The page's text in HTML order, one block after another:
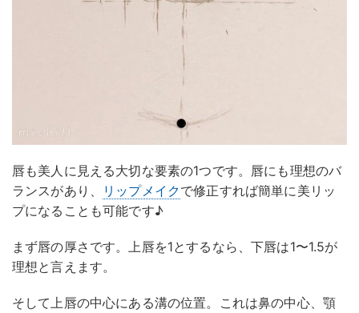
唇も美人に見える大切な要素の1つです。唇にも理想のバ
ランスがあり、
リップメイクで修正すれば簡単に美リッ
プになることも可能です♪
まず唇の厚さです。上唇を1とするなら、下唇は1〜1.5が
理想と言えます。
そして上唇の中心にある溝の位置。これは鼻の中心、顎